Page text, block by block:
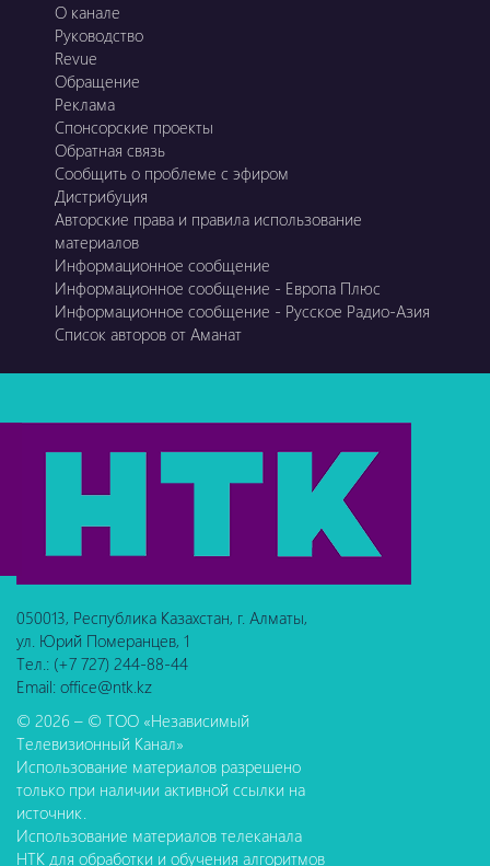
О канале
Руководство
Revue
Обращение
Реклама
Спонсорские проекты
Обратная связь
Сообщить о проблеме с эфиром
Дистрибуция
Авторские права и правила использование
материалов
Информационное сообщение
Информационное сообщение - Европа Плюс
Информационное сообщение - Русское Радио-Азия
Список авторов от Аманат
050013, Республика Казахстан, г. Алматы,
ул. Юрий Померанцев, 1
Тел.: (+7 727) 244-88-44
Email: office@ntk.kz
© 2026 – © ТОО «Независимый
Телевизионный Канал»
Использование материалов разрешено
только при наличии активной ссылки на
источник.
Использование материалов телеканала
НТК для обработки и обучения алгоритмов